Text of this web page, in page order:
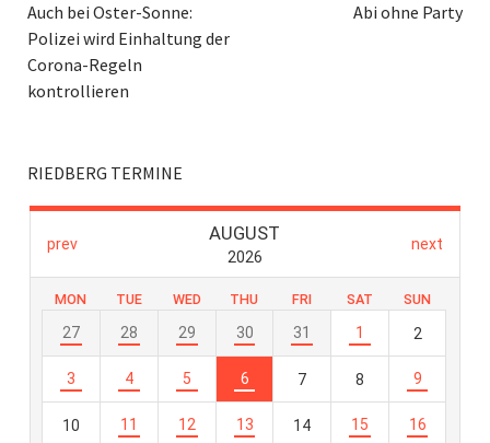
Auch bei Oster-Sonne:
Polizei wird Einhaltung der
Corona-Regeln
kontrollieren
Abi ohne Party
RIEDBERG TERMINE